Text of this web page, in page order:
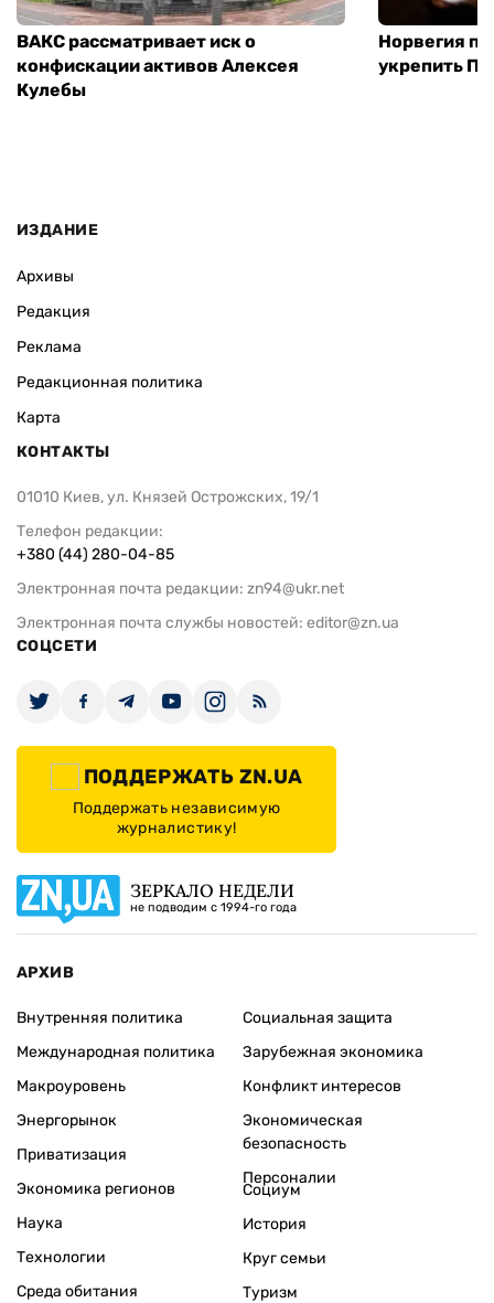
ВАКС рассматривает иск о
конфискации активов Алексея
Кулебы
Норвегия
укрепить
ИЗДАНИЕ
Архивы
Редакция
Реклама
Редакционная политика
Карта
КОНТАКТЫ
01010 Киев, ул. Князей Острожских, 19/1
Телефон редакции:
+380 (44) 280-04-85
Электронная почта редакции: zn94@ukr.net
Электронная почта службы новостей: editor@zn.ua
СОЦСЕТИ
ПОДДЕРЖАТЬ ZN.UA
Поддержать независимую
журналистику!
ЗЕРКАЛО НЕДЕЛИ
не подводим с 1994-го года
АРХИВ
Внутренняя политика
Международная политика
Макроуровень
Энергорынок
Приватизация
Экономика регионов
Социальная защита
Зарубежная экономика
Конфликт интересов
Экономическая
безопасность
Персоналии
Наука
Технологии
Среда обитания
Социум
История
Круг семьи
Туризм